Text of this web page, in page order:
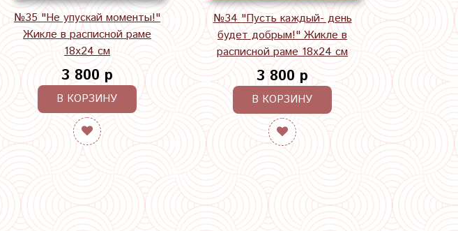
№35 "Не упускай моменты!"
Жикле в расписной раме
18х24 см
3 800 р
В КОРЗИНУ
№34 "Пусть каждый- день
будет добрым!" Жикле в
расписной раме 18х24 см
3 800 р
В КОРЗИНУ